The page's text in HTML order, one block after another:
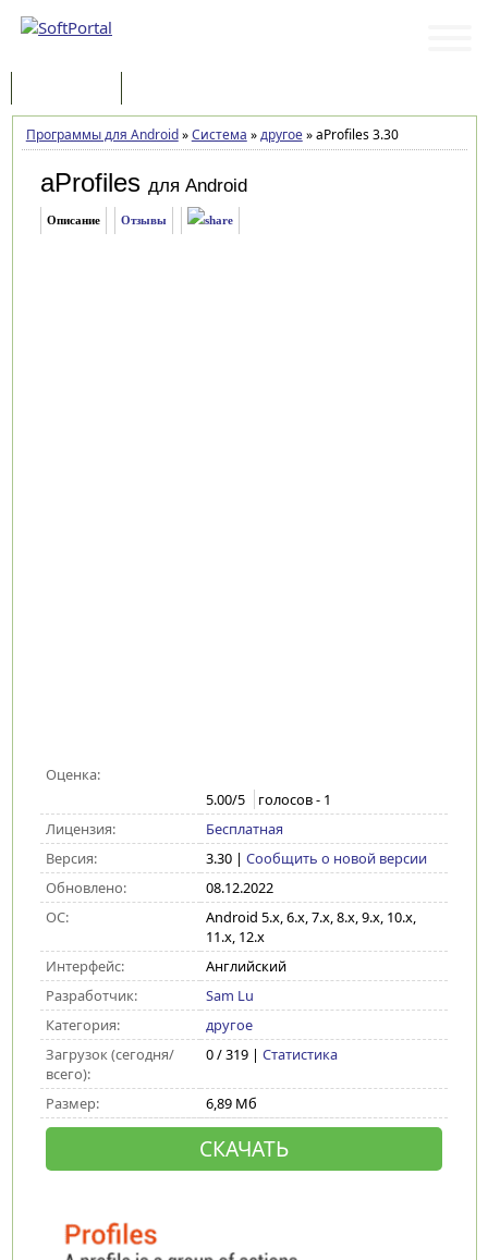
Программы для Android»Система »другое»aProfiles 3.30
aProfiles для Android
Описание Отзывы
Оценка:
5.00/5 голосов - 1
Лицензия:
Бесплатная
Версия:
3.30| Сообщить о новой версии
Обновлено:
08.12.2022
ОС:
Android 5.x, 6.x, 7.x, 8.x, 9.x, 10.x,
11.x, 12.x
Интерфейс:
Английский
Разработчик:
Sam Lu
Категория:
другое
Загрузок (сегодня/
всего):
0 / 319 | Статистика
Размер: 6,89 Мб
СКАЧАТЬ